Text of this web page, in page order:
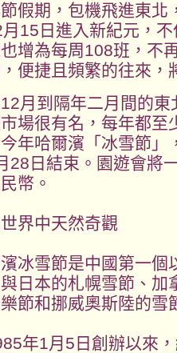
假期，包機飛進東北
15日進入新紀元，
增為每周108班，不
便捷且頻繁的往來，
月到隔年二月間的
場很有名，每年都至
年哈爾濱「冰雪節
28日結束。園遊會將
幣。
界中天然奇觀
冰雪節是中國第一個
與日本的札幌雪節、
節和挪威奧斯陸的雪
年1月5日創辦以來